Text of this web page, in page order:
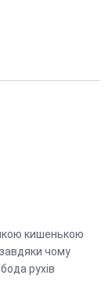
кишенькою
чому
рухів